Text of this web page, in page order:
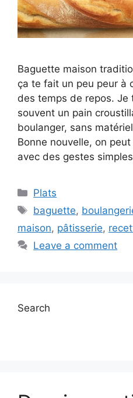
Baguette maison
ça te fait un peu peur à
des temps de repos.
souvent un pain
boulanger, sans
Bonne nouvelle, on
avec des gestes
Categories
Plats
Tags
baguette,
maison, pâtisserie,
Leave a comment
Search